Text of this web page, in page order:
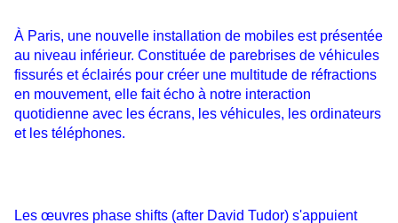
À Paris, une nouvelle installation de mobiles est présentée
au niveau inférieur. Constituée de parebrises de véhicules
fissurés et éclairés pour créer une multitude de réfractions
en mouvement, elle fait écho à notre interaction
quotidienne avec les écrans, les véhicules, les ordinateurs
et les téléphones.
Les œuvres phase shifts (after David Tudor) s'appuient